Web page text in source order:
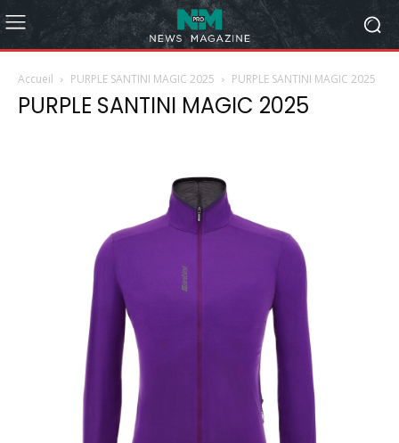
Accueil PURPLE SANTINI MAGIC 2025 PURPLE SANTINI MAGIC 2025
PURPLE SANTINI MAGIC 2025